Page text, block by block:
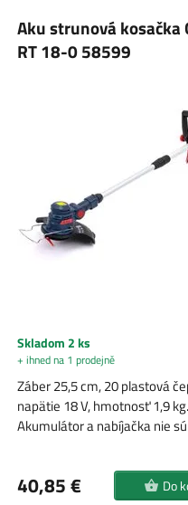
Aku strunová kosačka
RT 18-0 58599
Skladom 2 ks
+ ihned na 1 prodejně
Záber 25,5 cm, 20 plastová
napätie 18 V, hmotnosť 1,9 kg.
Akumulátor a nabíjačka nie
40,85 € Do